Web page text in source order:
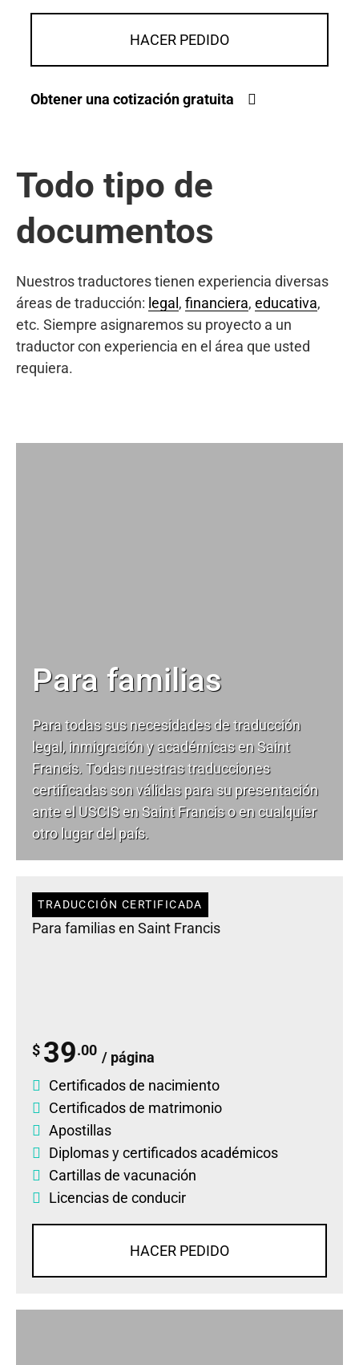
HACER PEDIDO
Obtener una cotización gratuita
Todo tipo de
documentos
Nuestros traductores tienen experiencia diversas
áreas de traducción: legal , financiera, educativa,
etc. Siempre asignaremos su proyecto a un
traductor con experiencia en el área que usted
requiera.
Para familias
Para todas sus necesidades detraducción
legal, inmigración y académicas en Saint
Francis. Todas nuestras traducciones
certificadas son válidas para su presentación
ante el USCIS en Saint Francis o en cualquier
otro lugar del país.
TRADUCCIÓN CERTIFICADA
Para familias en Saint Francis
$ 39.00 / página
Certificados de nacimiento
Certificados de matrimonio
Apostillas
Diplomasycertificados académicos
Cartillas de vacunación
Licencias de conducir
HACER PEDIDO